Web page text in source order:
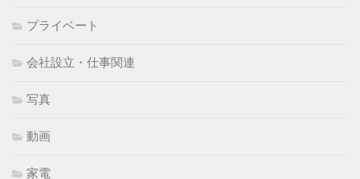
プライベート
会社設立・仕事関連
写真
動画
家電